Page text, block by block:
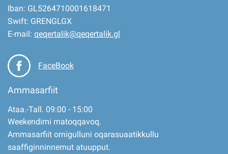
Iban: GL5264710001618471
Swift: GRENGLGX
E-mail: qeqertalik@qeqertalik.gl
FaceBook
Ammasarfiit
Ataa.-Tall. 09:00 - 15:00
Weekendimi matoqqavoq.
Ammasarfiit ornigulluni oqarasuaatikkullu
saaffiginninnernut atuupput.